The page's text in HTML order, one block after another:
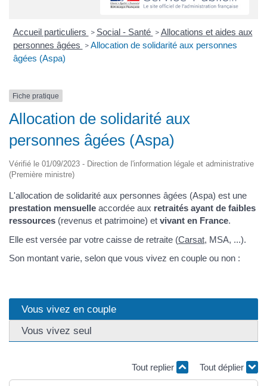
Accueil particuliers > Social - Santé > Allocations et aides aux
personnes âgées > Allocation de solidarité aux personnes
âgées (Aspa)
Fiche pratique
Allocation de solidarité aux
personnes âgées (Aspa)
Vérifié le 01/09/2023 - Direction de l'information légale et administrative
(Première ministre)
L'allocation de solidarité aux personnes âgées (Aspa) est une
prestation mensuelle accordée aux retraités ayant de faibles
ressources (revenus et patrimoine) et vivant en France.
Elle est versée par votre caisse de retraite (Carsat, MSA, ...).
Son montant varie, selon que vous vivez en couple ou non :
Vous vivez en couple
Vous vivez seul
Tout replier Tout déplier